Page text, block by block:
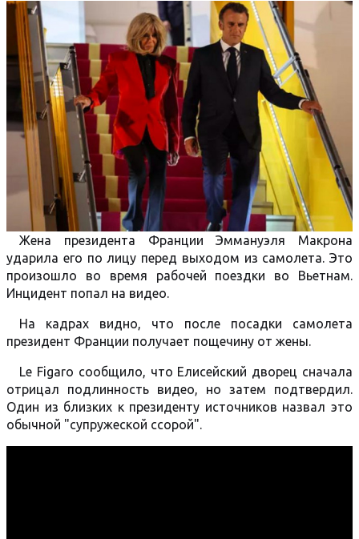
Жена президента Франции Эммануэля Макрона
ударила его по лицу перед выходом из самолета. Это
произошло во время рабочей поездки во Вьетнам.
Инцидент попал на видео.
На кадрах видно, что после посадки самолета
президент Франции получает пощечину от жены.
Le Figaro сообщило, что Елисейский дворец сначала
отрицал подлинность видео, но затем подтвердил.
Один из близких к президенту источников назвал это
обычной "супружеской ссорой".